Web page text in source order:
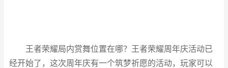
王者荣耀局内赏舞位置在哪？王者荣耀周年庆活动已
经开始了，这次周年庆有一个筑梦祈愿的活动，玩家可以